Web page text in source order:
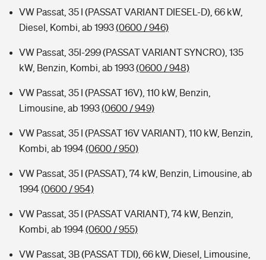
VW Passat, 35 I (PASSAT VARIANT DIESEL-D), 66 kW,
Diesel, Kombi, ab 1993(0600 / 946)
VW Passat, 35I-299 (PASSAT VARIANT SYNCRO), 135
kW, Benzin, Kombi, ab 1993(0600 / 948)
VW Passat, 35 I (PASSAT 16V), 110 kW, Benzin,
Limousine, ab 1993(0600 / 949)
VW Passat, 35 I (PASSAT 16V VARIANT), 110 kW, Benzin,
Kombi, ab 1994(0600 / 950)
VW Passat, 35 I (PASSAT), 74 kW, Benzin, Limousine, ab
1994(0600 / 954)
VW Passat, 35 I (PASSAT VARIANT), 74 kW, Benzin,
Kombi, ab 1994(0600 / 955)
VW Passat, 3B (PASSAT TDI), 66 kW, Diesel, Limousine,